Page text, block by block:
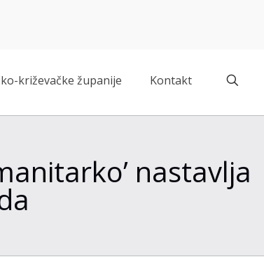
križevačke županije Kontakt
nastavlja